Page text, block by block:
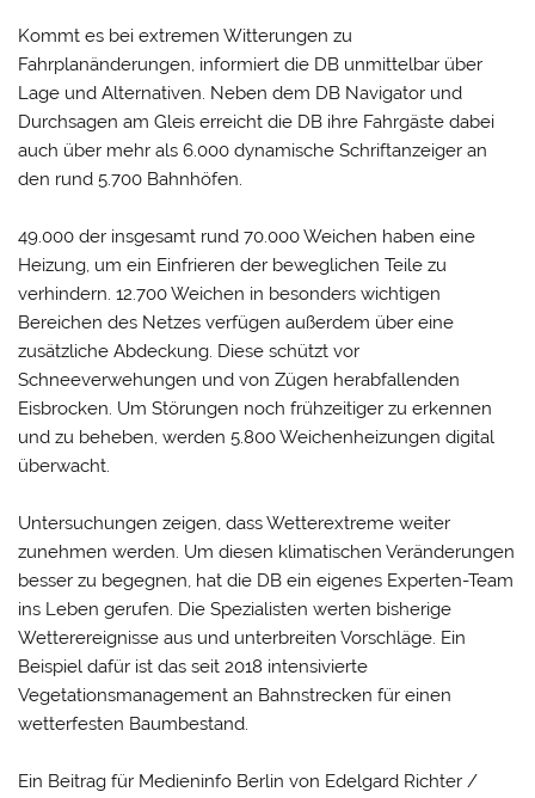
Kommt es bei extremen Witterungen zu
Fahrplanänderungen, informiert die DB unmittelbar über
Lage und Alternativen. Neben dem DB Navigator und
Durchsagen am Gleis erreicht die DB ihre Fahrgäste dabei
auch über mehr als 6.000 dynamische Schriftanzeiger an
den rund 5.700 Bahnhöfen.
49.000 der insgesamt rund 70.000 Weichen haben eine
Heizung, um ein Einfrieren der beweglichen Teile zu
verhindern. 12.700 Weichen in besonders wichtigen
Bereichen des Netzes verfügen außerdem über eine
zusätzliche Abdeckung. Diese schützt vor
Schneeverwehungen und von Zügen herabfallenden
Eisbrocken. Um Störungen noch frühzeitiger zu erkennen
und zu beheben, werden 5.800 Weichenheizungen digital
überwacht.
Untersuchungen zeigen, dass Wetterextreme weiter
zunehmen werden. Um diesen klimatischen Veränderungen
besser zu begegnen, hat die DB ein eigenes Experten-Team
ins Leben gerufen. Die Spezialisten werten bisherige
Wetterereignisse aus und unterbreiten Vorschläge. Ein
Beispiel dafür ist das seit 2018 intensivierte
Vegetationsmanagement an Bahnstrecken für einen
wetterfesten Baumbestand.
Ein Beitrag für Medieninfo Berlin von Edelgard Richter /